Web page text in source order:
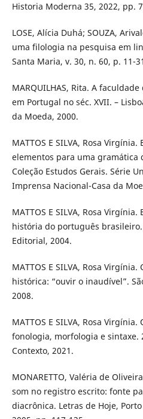
Historia Moderna 35, 2022, pp.
LOSE, Alícia Duhá; SOUZA,
uma filologia na pesquisa em
Santa Maria, v. 30, n. 60, p. 11-
MARQUILHAS, Rita. A
em Portugal no séc. XVII. –
da Moeda, 2000.
MATTOS E SILVA, Rosa
elementos para uma gramática
Coleção Estudos Gerais. Série
Imprensa Nacional-Casa da
MATTOS E SILVA, Rosa
história do português brasileiro.
Editorial, 2004.
MATTOS E SILVA, Rosa
histórica: “ouvir o inaudível”.
2008.
MATTOS E SILVA, Rosa
fonologia, morfologia e sintaxe.
Contexto, 2021.
MONARETTO, Valéria de
som no registro escrito: fonte
diacrônica. Letras de Hoje,